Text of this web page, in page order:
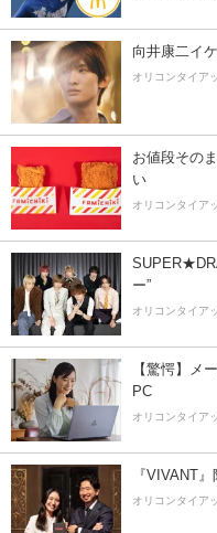
向井康二イ
オリコンタイア
お値段その
い
オリコンタイア
ー”
オリコンタイア
【驚愕】メ
PC
オリコンタイア
『VIVANT
オリコンタイア